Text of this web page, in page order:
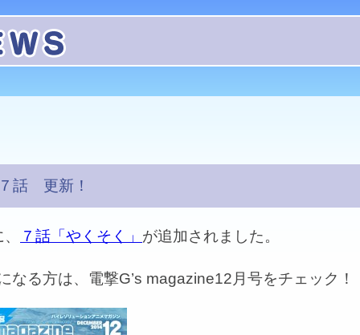
話 更新！
７話「やくそく」 が追加されました。
なる方は、電撃G’s magazine12月号をチェック！